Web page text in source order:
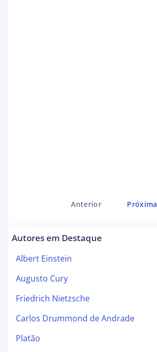
Anterior Próxima
Autores em Destaque
Albert Einstein
Augusto Cury
Friedrich Nietzsche
Carlos Drummond de Andrade
Platão